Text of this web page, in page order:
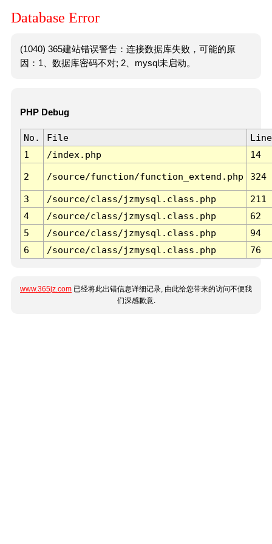
Database Error
(1040) 365建站错误警告：连接数据库失败，可能的原
因：1、数据库密码不对; 2、mysql未启动。
PHP Debug
No. File
Line
1
/index.php 14
2 /source/function/function_extend.php 324
3 /source/class/jzmysql.class.php
211
4
/source/class/jzmysql.class.php
62
5
/source/class/jzmysql.class.php
94
6
/source/class/jzmysql.class.php 76
www.365jz.com 已经将此出错信息详细记录, 由此给您带来的访问不便我
们深感歉意.